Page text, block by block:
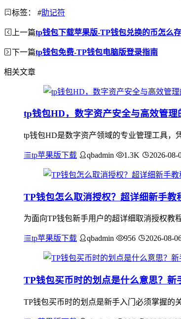
标签： #助记符
上一篇tp钱包下载苹果版-TP钱包兑换的币怎么
下一篇tp钱包免费-TP钱包电脑版登录指南
相关文章
tp钱包HD，数字资产安全与高效管理
tp钱包HD是数字资产领域的专业管理工具，
tp苹果版下载 qbadmin 1.3K 2026-08-
TP钱包怎么取消授权？超详细新手教
为面向TP钱包新手用户的超详细取消授权教
tp苹果版下载 qbadmin 956 2026-08-
TP钱包买币时的划点是什么意思？新
TP钱包买币时的划点是新手入门必须掌握的